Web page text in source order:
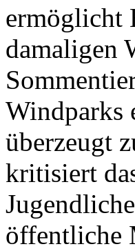
ermöglicht
damaligen
Windparks
überzeugt
kritisiert
öffentliche